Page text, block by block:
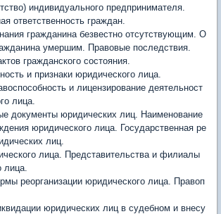
индивидуального предпринимателя.
ответственность граждан.
гражданина безвестно отсутствующим. О
умершим. Правовые последствия.
гражданского состояния.
и признаки юридического лица.
и лицензирование деятельност
лица.
документы юридических лиц. Наименование
юридического лица. Государственная ре
лиц.
лица. Представительства и филиалы
лица.
реорганизации юридического лица. Правоп
юридических лиц в судебном и внесу